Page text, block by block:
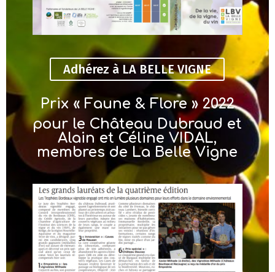
Adhérez à LA BELLE VIGNE
Prix « Faune & Flore » 2022
pour le Château Dubraud et
Alain et Céline VIDAL,
membres de La Belle Vigne